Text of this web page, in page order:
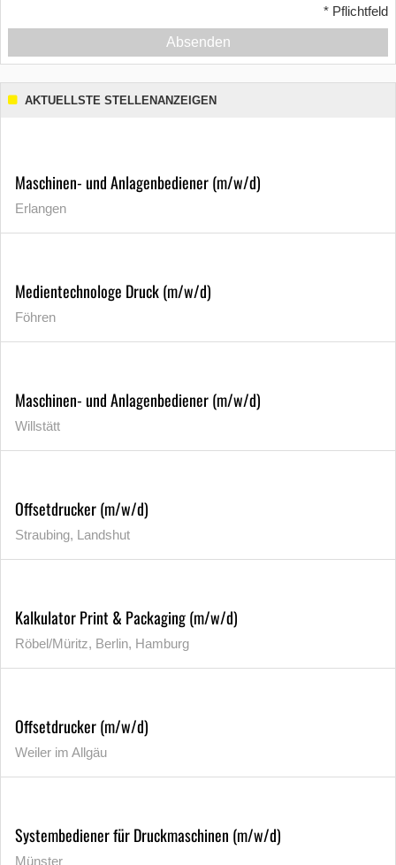
* Pflichtfeld
Absenden
AKTUELLSTE STELLENANZEIGEN
Maschinen- und Anlagenbediener (m/w/d)
Erlangen
Medientechnologe Druck (m/w/d)
Föhren
Maschinen- und Anlagenbediener (m/w/d)
Willstätt
Offsetdrucker (m/w/d)
Straubing, Landshut
Kalkulator Print & Packaging (m/w/d)
Röbel/Müritz, Berlin, Hamburg
Offsetdrucker (m/w/d)
Weiler im Allgäu
Systembediener für Druckmaschinen (m/w/d)
Münster